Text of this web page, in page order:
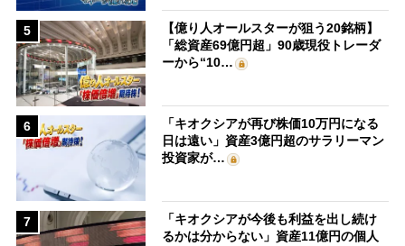
5
【億り人オールスターが狙う20銘柄】
「総資産69億円超」90歳現役トレーダ
ーから“10…
6
「キオクシアが再び株価10万円になる
日は遠い」資産3億円超のサラリーマン
投資家が…
7
「キオクシアが今後も利益を出し続け
るかは分からない」資産11億円の個人